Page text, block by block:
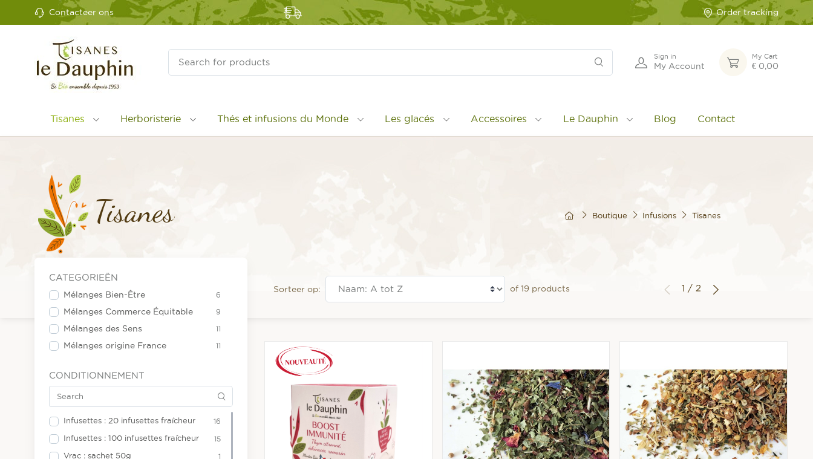
Contacteer ons Order tracking
Sign in
My Account
My Cart
€ 0,00
Tisanes Herboristerie Thés et infusions du Monde Les glacés Accessoires Le Dauphin Blog Contact
Boutique Infusions Tisanes
Tisanes
CATEGORIEËN
Mélanges Bien-Être 6
Mélanges Commerce Équitable 9
Mélanges des Sens 11
Mélanges origine France 11
CONDITIONNEMENT
Infusettes : 20 infusettes fraîcheur 16
Infusettes : 100 infusettes fraîcheur 15
Vrac : sachet 50g 1
Sorteer op: of 19 products 1 / 2